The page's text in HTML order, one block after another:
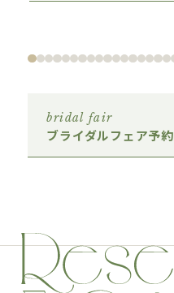
bridal fair
ブライダルフェア予約